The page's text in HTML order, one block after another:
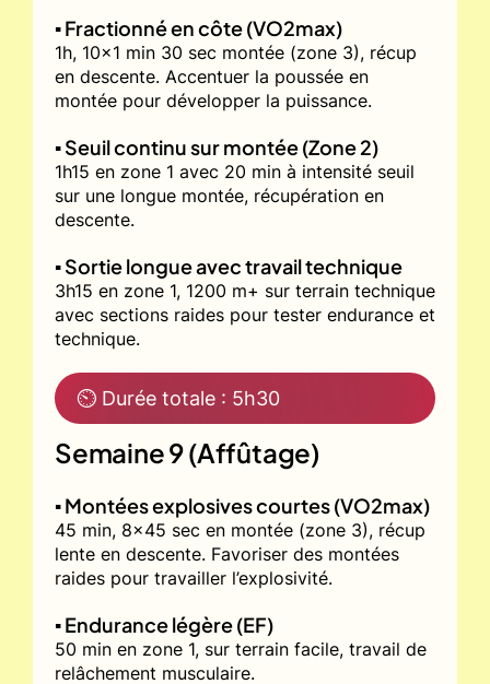
▪️ Fractionné en côte (VO2max)
1h, 10x1 min 30 sec montée (zone 3), récup
en descente. Accentuer la poussée en
montée pour développer la puissance.
▪️ Seuil continu sur montée (Zone 2)
1h15 en zone 1 avec 20 min à intensité seuil
sur une longue montée, récupération en
descente.
▪️ Sortie longue avec travail technique
3h15 en zone 1, 1200 m+ sur terrain technique
avec sections raides pour tester endurance et
technique.
⏲ Durée totale : 5h30
Semaine 9 (Affûtage)
▪️ Montées explosives courtes (VO2max)
45 min, 8x45 sec en montée (zone 3), récup
lente en descente. Favoriser des montées
raides pour travailler l’explosivité.
▪️ Endurance légère (EF)
50 min en zone 1, sur terrain facile, travail de
relâchement musculaire.